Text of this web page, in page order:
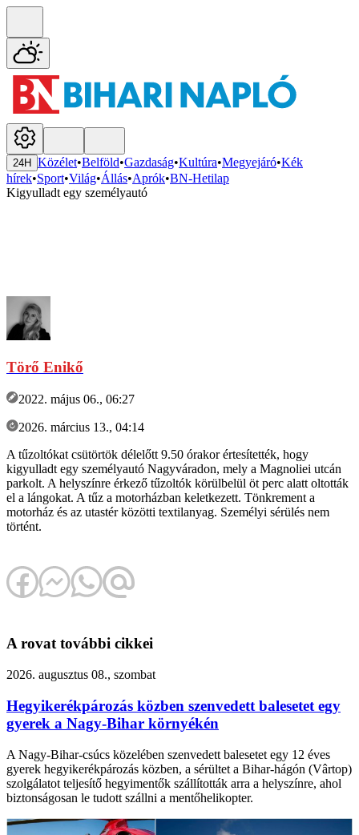
24H Közélet•Belföld•Gazdaság•Kultúra•Megyejáró•Kék
hírek•Sport•Világ•Állás•Aprók•BN-Hetilap
Kigyulladt egy személyautó
Törő Enikő
2022. május 06., 06:27
2026. március 13., 04:14
A tűzoltókat csütörtök délelőtt 9.50 órakor értesítették, hogy
kigyulladt egy személyautó Nagyváradon, mely a Magnoliei utcán
parkolt. A helyszínre érkező tűzoltók körülbelül öt perc alatt oltották
el a lángokat. A tűz a motorházban keletkezett. Tönkrement a
motorház és az utastér közötti textilanyag. Személyi sérülés nem
történt.
A rovat további cikkei
2026. augusztus 08., szombat
Hegyikerékpározás közben szenvedett balesetet egy
gyerek a Nagy-Bihar környékén
A Nagy-Bihar-csúcs közelében szenvedett balesetet egy 12 éves
gyerek hegyikerékpározás közben, a sérültet a Bihar-hágón (Vârtop)
szolgálatot teljesítő hegyimentők szállították arra a helyszínre, ahol
biztonságosan le tudott szállni a mentőhelikopter.